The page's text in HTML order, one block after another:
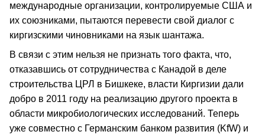
международные организации, контролируемые США и
их союзниками, пытаются перевести свой диалог с
киргизскими чиновниками на язык шантажа.
В связи с этим нельзя не признать того факта, что,
отказавшись от сотрудничества с Канадой в деле
строительства ЦРЛ в Бишкеке, власти Киргизии дали
добро в 2011 году на реализацию другого проекта в
области микробиологических исследований. Теперь
уже совместно с Германским банком развития (KfW) и